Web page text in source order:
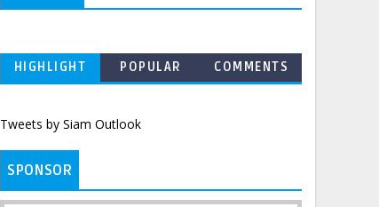
HIGHLIGHT POPULAR COMMENTS
Tweets by Siam Outlook
SPONSOR